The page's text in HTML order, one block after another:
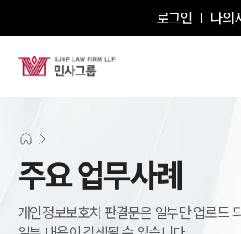
로그인 나의
주요 업무사례
개인정보보호차 판결문은 일부만 업로드